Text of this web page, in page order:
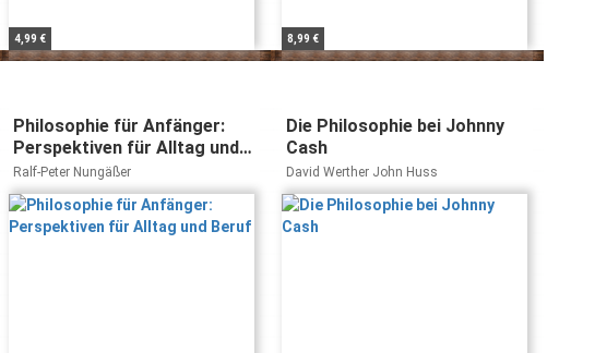
4,99 € 8,99 €
Philosophie für Anfänger:
Perspektiven für Alltag und
Beruf
Ralf-Peter Nungäßer
Die Philosophie bei Johnny
Cash
David Werther John Huss